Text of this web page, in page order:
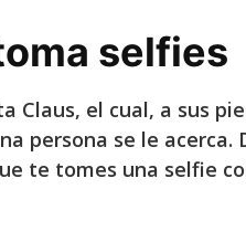
selfies
Claus, el cual, a sus
persona se le
te tomes una selfie